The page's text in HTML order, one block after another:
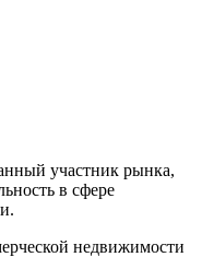
участник рынка,
в сфере
недвижимости